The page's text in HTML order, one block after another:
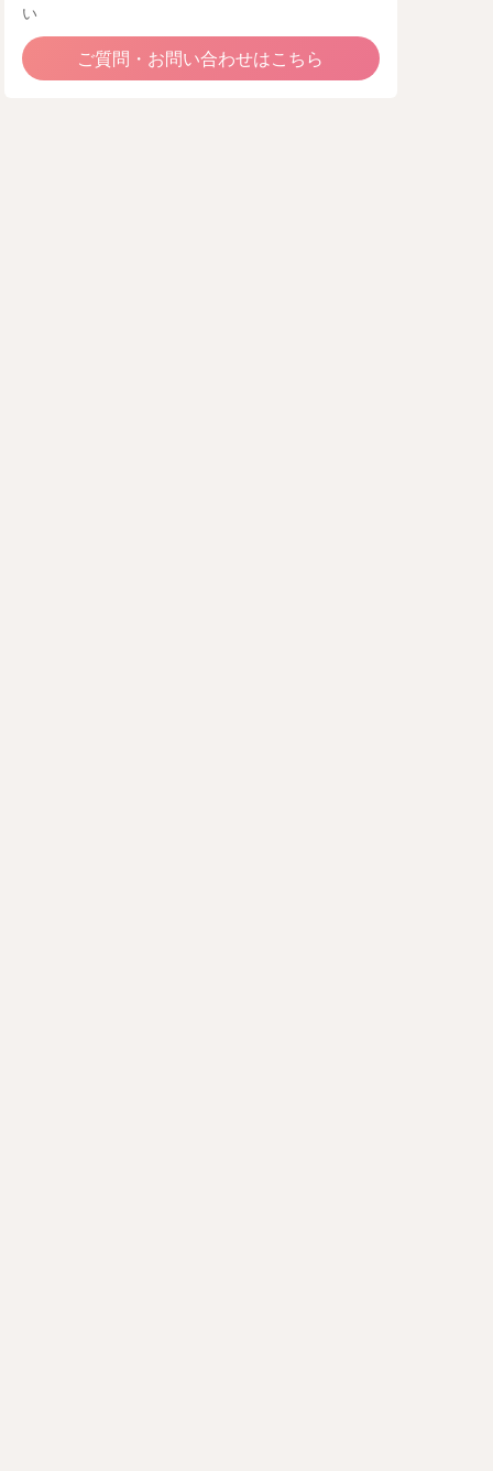
い
ご質問・お問い合わせはこちら